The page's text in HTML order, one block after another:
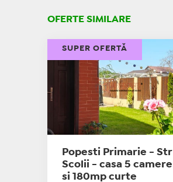
OFERTE SIMILARE
Popesti Primarie - Str
Scolii - casa 5 camere
si 180mp curte
SUPER OFERTĂ